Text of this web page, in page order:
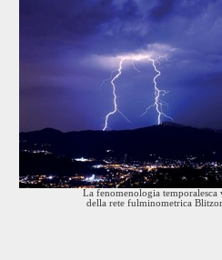
La fenomenologia temporalesca
della rete fulminometrica